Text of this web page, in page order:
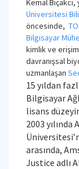
Kemal
Üniversitesi
öncesinde,
Bilgisayar
kimlik ve
davranışsal
uzmanlaşan
15 yıldan
Bilgisayar
lisans
2003
arasında,
Justice adlı